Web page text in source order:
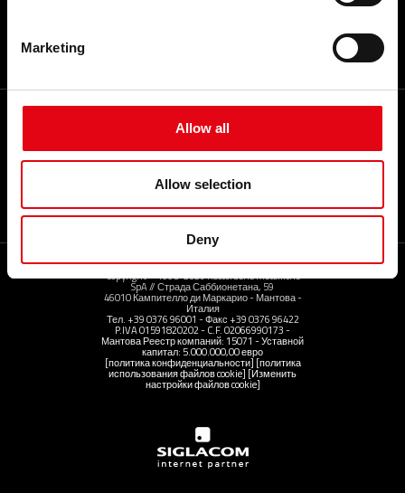
Marketing
Allow all
Allow selection
Deny
поделиться
Copyright © 1998-2026 Raccorderie Metalliche
SpA // Страда Саббионетана, 59
46010 Кампителло ди Маркарио - Мантова -
Италия
Тел. +39 0376 96001 - Факс +39 0376 96422
P.IVA 01591820202 - C.F. 02066990173 -
Мантова Реестр компаний: 15071 - Уставной
капитал: 5.000.000,00 евро
[политика конфиденциальности] [политика
использования файлов cookie] [Изменить
настройки файлов cookie]